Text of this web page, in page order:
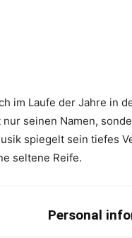
im Laufe der Jahre in
seinen Namen,
spiegelt sein tiefes
seltene Reife.
Personal